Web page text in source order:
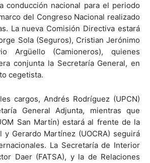
conducción nacional para el periodo
del Congreso Nacional realizado
La nueva Comisión Directiva estará
Sola (Seguros), Cristian Jerónimo
Argüello (Camioneros), quienes
conjunta la Secretaría General, en
cegetista.
cargos, Andrés Rodríguez (UPCN)
General Adjunta, mientras que
San Martín) estará al frente de la
y Gerardo Martínez (UOCRA) seguirá
La Secretaría de Interior
Daer (FATSA), y la de Relaciones